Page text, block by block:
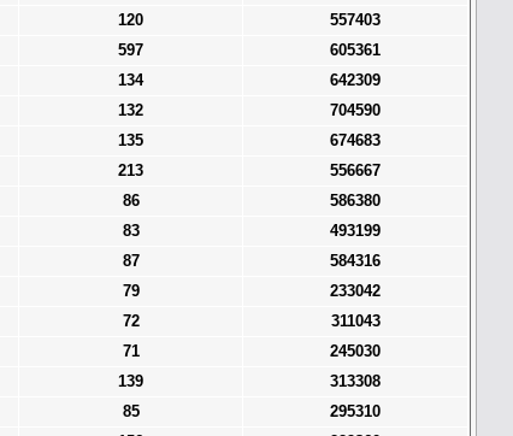
120
557403
597
605361
134
642309
132
704590
135
674683
213
556667
86
586380
83
493199
87
584316
79
233042
72
311043
71
245030
139
313308
85
295310